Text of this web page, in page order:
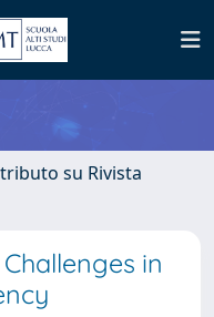
su Rivista
in